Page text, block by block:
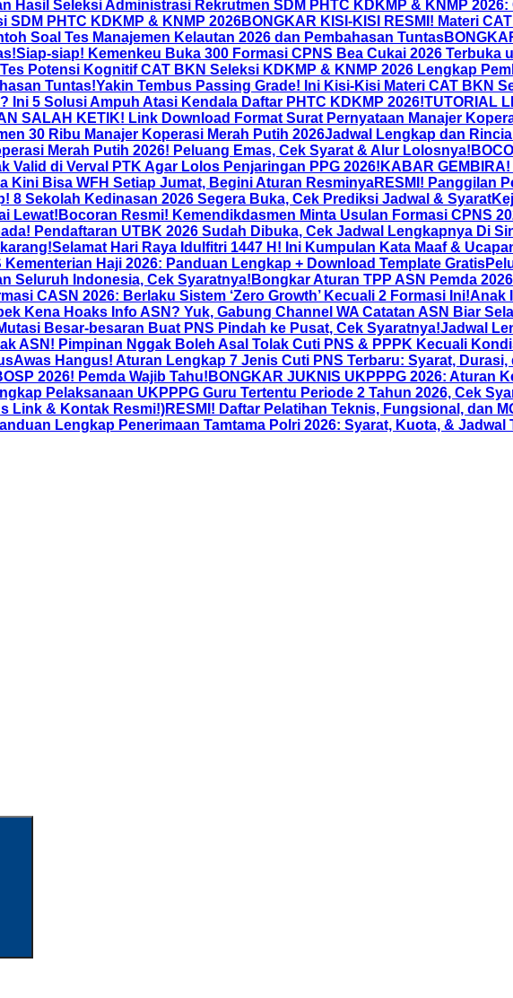
Hasil Seleksi Administrasi Rekrutmen SDM PHTC KDKMP & KNMP
PHTC KDKMP & KNMP 2026BONGKAR KISI-KISI RESMI! Materi
Soal Tes Manajemen Kelautan 2026 dan Pembahasan Tuntas
Siap-siap! Kemenkeu Buka 300 Formasi CPNS Bea Cukai 2026 Terbuka
Potensi Kognitif CAT BKN Seleksi KDKMP & KNMP 2026 Lengkap
Tuntas!Yakin Tembus Passing Grade! Ini Kisi-Kisi Materi CAT BKN
Ini 5 Solusi Ampuh Atasi Kendala Daftar PHTC KDKMP 2026!TUTORIAL
SALAH KETIK! Link Download Format Surat Pernyataan Manajer
30 Ribu Manajer Koperasi Merah Putih 2026Jadwal Lengkap dan
Merah Putih 2026! Peluang Emas, Cek Syarat & Alur Lolosnya!
Valid di Verval PTK Agar Lolos Penjaringan PPG 2026! KABAR
Kini Bisa WFH Setiap Jumat, Begini Aturan ResminyaRESMI! Panggilan
8 Sekolah Kedinasan 2026 Segera Buka, Cek Prediksi Jadwal & Syarat
Lewat! Bocoran Resmi! Kemendikdasmen Minta Usulan Formasi CPNS
Pendaftaran UTBK 2026 Sudah Dibuka, Cek Jadwal Lengkapnya Di
Selamat Hari Raya Idulfitri 1447 H! Ini Kumpulan Kata Maaf &
Haji 2026: Panduan Lengkap + Download Template Gratis
Seluruh Indonesia, Cek Syaratnya! Bongkar Aturan TPP ASN Pemda
CASN 2026: Berlaku Sistem ‘Zero Growth’ Kecuali 2 Formasi Ini!Anak
Kena Hoaks Info ASN? Yuk, Gabung Channel WA Catatan ASN Biar
Besar-besaran Buat PNS Pindah ke Pusat, Cek Syaratnya!Jadwal
ASN! Pimpinan Nggak Boleh Asal Tolak Cuti PNS & PPPK Kecuali
Awas Hangus! Aturan Lengkap 7 Jenis Cuti PNS Terbaru: Syarat,
2026! Pemda Wajib Tahu! BONGKAR JUKNIS UKPPPG 2026: Aturan
Pelaksanaan UKPPPG Guru Tertentu Periode 2 Tahun 2026, Cek
Link & Kontak Resmi!)RESMI! Daftar Pelatihan Teknis, Fungsional, dan
Lengkap Penerimaan Tamtama Polri 2026: Syarat, Kuota, & Jadwal